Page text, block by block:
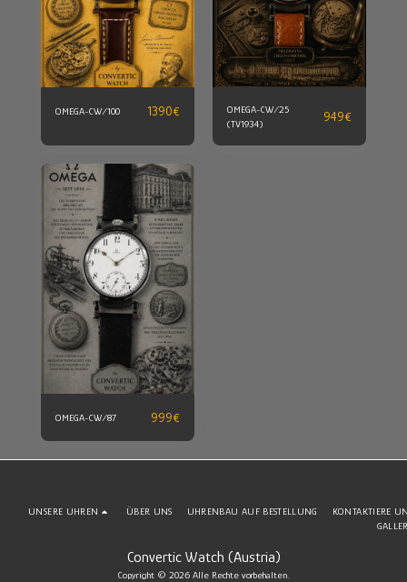
OMEGA-CW/100 1390€
OMEGA-CW/25
(TV1934)
949€
OMEGA-CW/87 999€
Convertic Watch (Austria)
Copyright © 2026 Alle Rechte vorbehalten.
UNSERE UHREN ÜBER UNS UHRENBAU AUF BESTELLUNG
KONTAKTIERE